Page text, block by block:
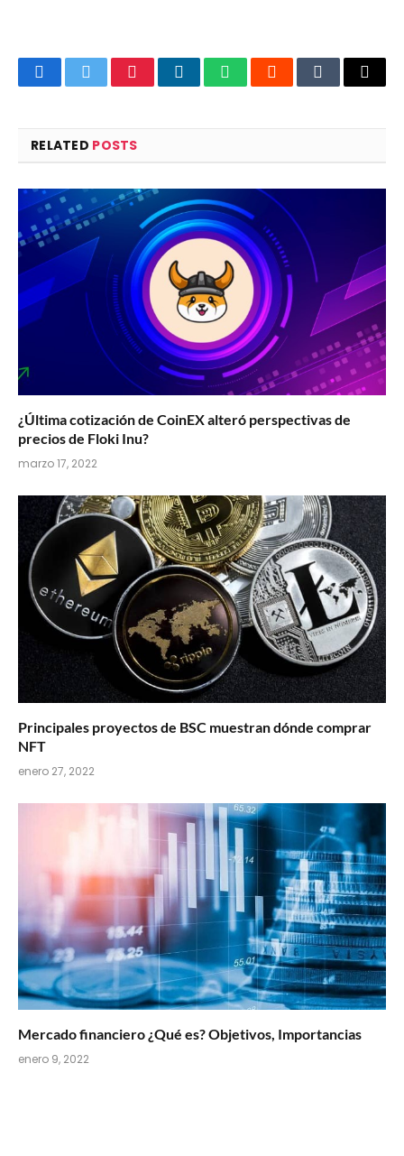
FacebookTwitterPinterestLinkedInWhatsAppRedditTumblrEmail
RELATED POSTS
¿Última cotización de CoinEX alteró perspectivas de
precios de Floki Inu?
marzo 17, 2022
Principales proyectos de BSC muestran dónde comprar
NFT
enero 27, 2022
Mercado financiero ¿Qué es? Objetivos, Importancias
enero 9, 2022